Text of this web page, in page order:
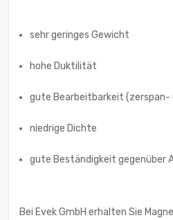
sehr geringes Gewicht
hohe Duktilität
gute Bearbeitbarkeit (zerspan-
niedrige Dichte
gute Beständigkeit gegenüber
Bei Evek GmbH erhalten Sie